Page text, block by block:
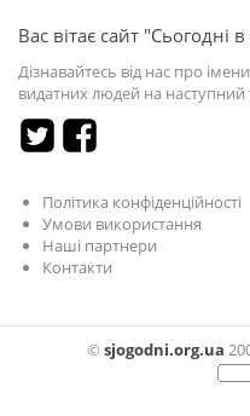
Вас вітає сайт "Сьогодні в
Дізнавайтесь від нас про
видатних людей на
Політика конфіденційності
Умови використання
Наші партнери
Контакти
© sjogodni.org.ua